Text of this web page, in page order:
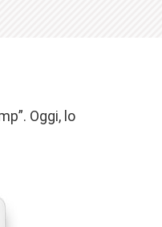
Oggi, lo